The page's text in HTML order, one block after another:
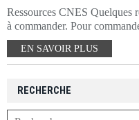
Ressources CNES Quelques
à commander. Pour
EN SAVOIR PLUS
RECHERCHE